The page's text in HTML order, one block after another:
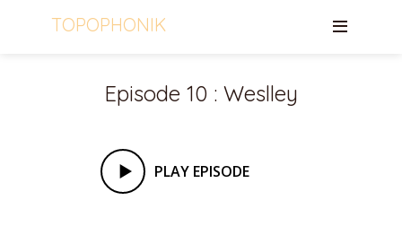
TOPOPHONIK
Episode 10 : Weslley
PLAY EPISODE